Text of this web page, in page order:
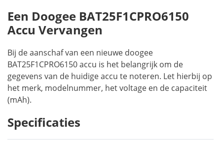
Een Doogee BAT25F1CPRO6150
Accu Vervangen
Bij de aanschaf van een nieuwe doogee
BAT25F1CPRO6150 accu is het belangrijk om de
gegevens van de huidige accu te noteren. Let hierbij op
het merk, modelnummer, het voltage en de capaciteit
(mAh).
Specificaties